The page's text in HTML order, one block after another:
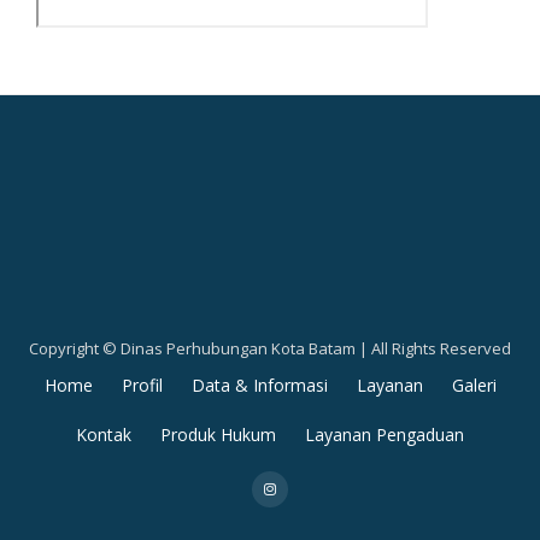
Copyright © Dinas Perhubungan Kota Batam | All Rights Reserved
Secondary
Menu
Home Profil Data & Informasi Layanan Galeri
Kontak Produk Hukum Layanan Pengaduan
fa-
instagram